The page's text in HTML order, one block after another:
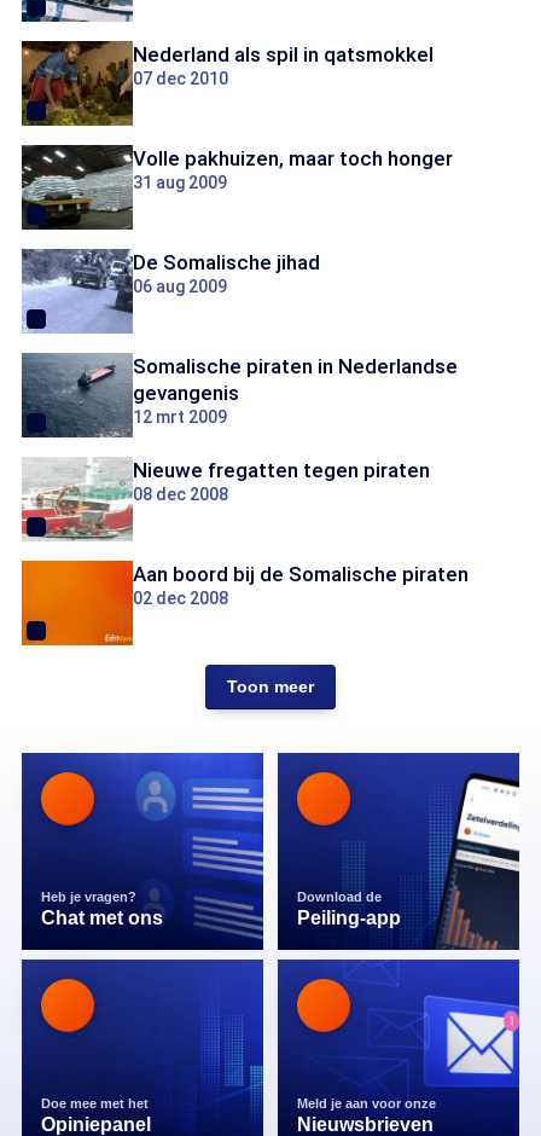
Nederland als spil in qatsmokkel
07 dec 2010
Volle pakhuizen, maar toch honger
31 aug 2009
De Somalische jihad
06 aug 2009
Somalische piraten in Nederlandse
gevangenis
12 mrt 2009
Nieuwe fregatten tegen piraten
08 dec 2008
Aan boord bij de Somalische piraten
02 dec 2008
Toon meer
Heb je vragen?
Chat met ons
Download de
Peiling-app
Doe mee met het
Opiniepanel
Meld je aan voor onze
Nieuwsbrieven